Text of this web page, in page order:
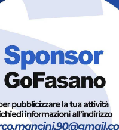
Fasanese ferito a
arma da fuoco
6 Agosto 2026 18:13
Carta d’identità:
piano di aperture
straordinarie del